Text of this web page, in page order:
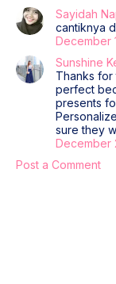
Sayidah
cantiknya
December
Sunshine
Thanks for
perfect
presents
sure they
December
Post a Comment